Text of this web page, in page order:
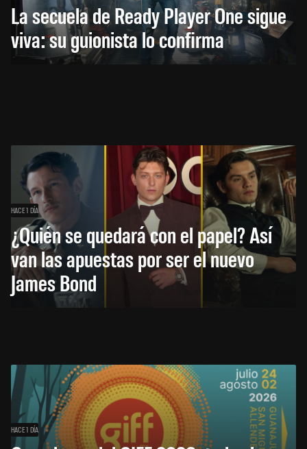
La secuela de Ready Player One sigue
viva: su guionista lo confirma
HACE 1 DÍA
¿Quién se quedará con el papel? Así
van las apuestas por ser el nuevo
James Bond
HACE 1 DÍA